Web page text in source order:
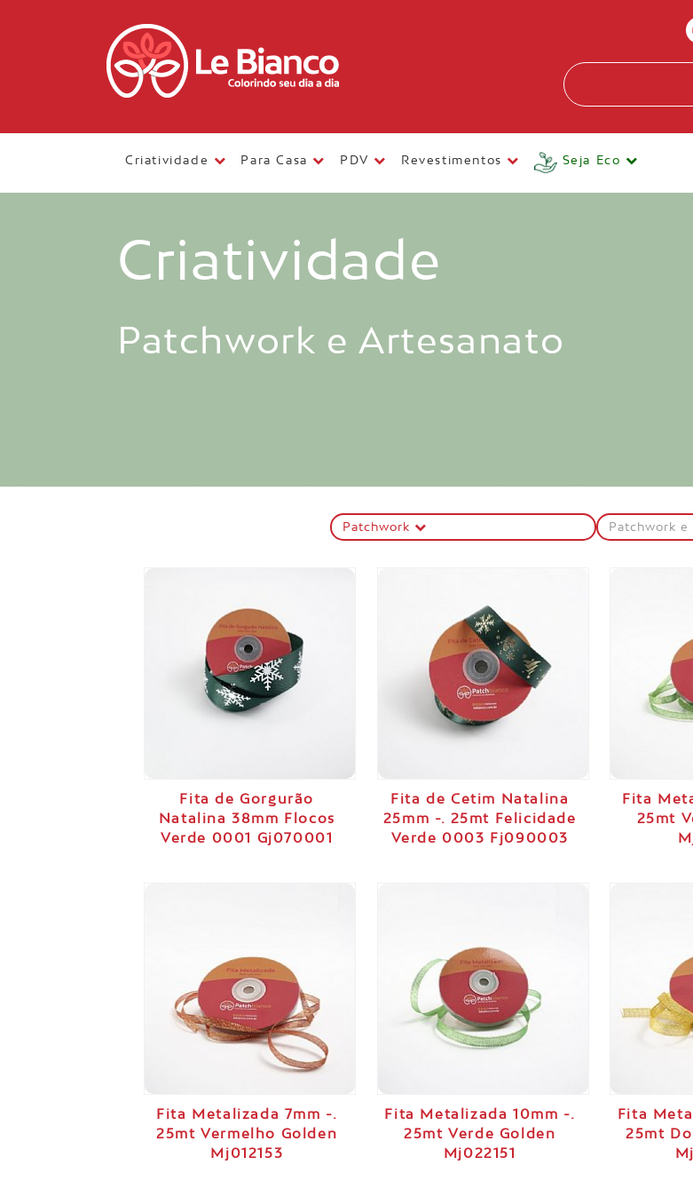
Criatividade Para Casa PDV Revestimentos Seja Eco
Criatividade
Patchwork e Artesanato
Patchwork Patchwork e
Fita de Gorgurão
Natalina 38mm Flocos
Verde 0001 Gj070001
Fita de Cetim Natalina
25mm -. 25mt Felicidade
Verde 0003 Fj090003
Fita
25mt
Fita Metalizada 7mm -.
25mt Vermelho Golden
Mj012153
Fita Metalizada 10mm -.
25mt Verde Golden
Mj022151
Fita
25mt